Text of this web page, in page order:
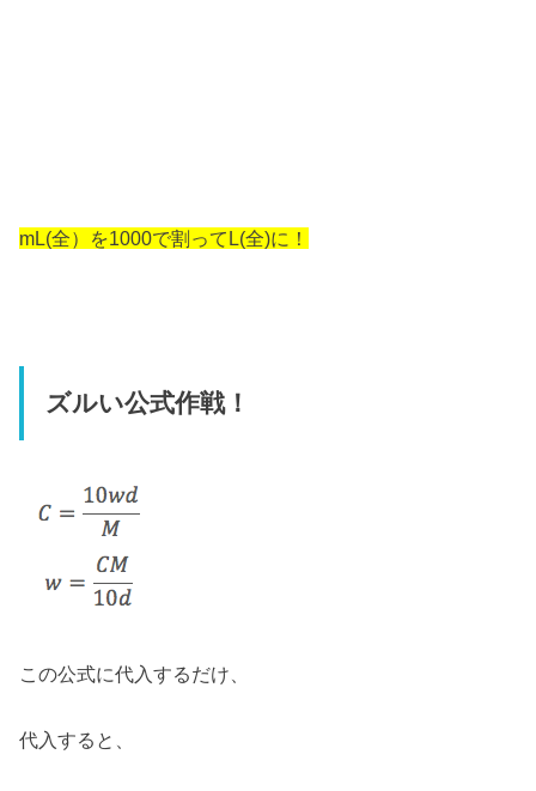
mL(全）を1000で割ってL(全)に！
ズルい公式作戦！
この公式に代入するだけ、
代入すると、